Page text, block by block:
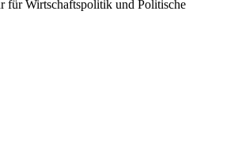
für Wirtschaftspolitik und Politische